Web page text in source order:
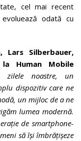
cel mai recent
odată cu
Lars Silberbauer,
Human Mobile
zilele noastre, un
dispozitiv care ne
un mijloc de a ne
lumea modernă.
de smartphone-
să își îmbrățișeze